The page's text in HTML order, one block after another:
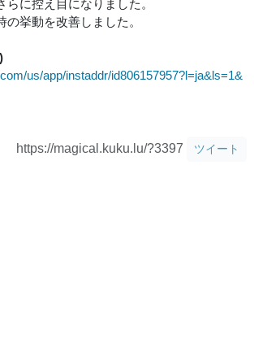
らに控え目になりました。
の挙動を改善しました。
us/app/instaddr/id806157957?l=ja&ls=1&
https://magical.kuku.lu/?3397 ツイート